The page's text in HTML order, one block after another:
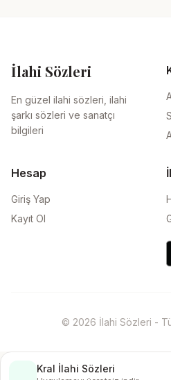
İlahi Sözleri
En güzel ilahi sözleri, ilahi
şarkı sözleri ve sanatçı
bilgileri
Hesap
Giriş Yap
Kayıt Ol
© 2026 İlahi Sözleri -
Kral İlahi Sözleri